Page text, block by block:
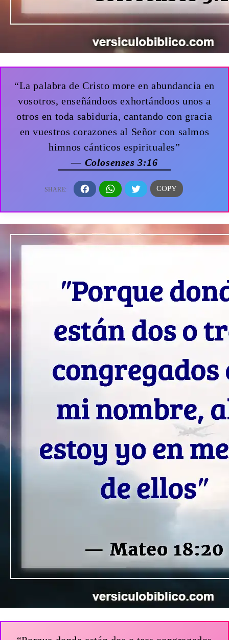
“La palabra de Cristo more en abundancia en
vosotros, enseñándoos exhortándoos unos a
otros en toda sabiduría, cantando con gracia
en vuestros corazones al Señor con salmos
himnos cánticos espirituales”
— Colosenses 3:16